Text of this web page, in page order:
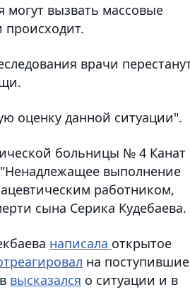
вызвать массовые
происходит.
врачи
оценку данной ситуации".
больницы № 4 Канат
выполнение
работником,
сына Серика Кудебаева.
написала открытое
на поступившие
высказался о ситуации и в